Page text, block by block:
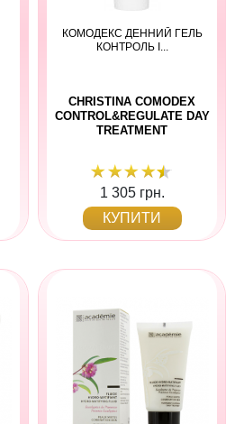
КОМОДЕКС ДЕННИЙ ГЕЛЬ
КОНТРОЛЬ І...
CHRISTINA COMODEX
CONTROL&REGULATE DAY
TREATMENT
1 305 грн.
КУПИТИ